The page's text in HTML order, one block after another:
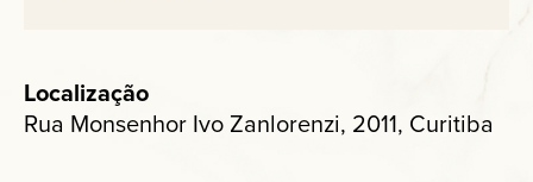
Localização
Rua Monsenhor Ivo Zanlorenzi, 2011, Curitiba